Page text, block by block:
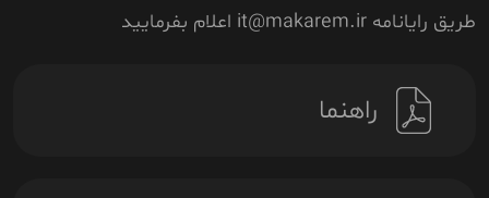
طریق رایانامه it@makarem.ir اعلام بفرمایید
راهنما